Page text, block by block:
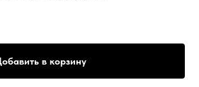
в корзину